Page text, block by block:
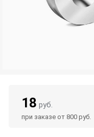
18 руб.
при заказе от 800 руб.